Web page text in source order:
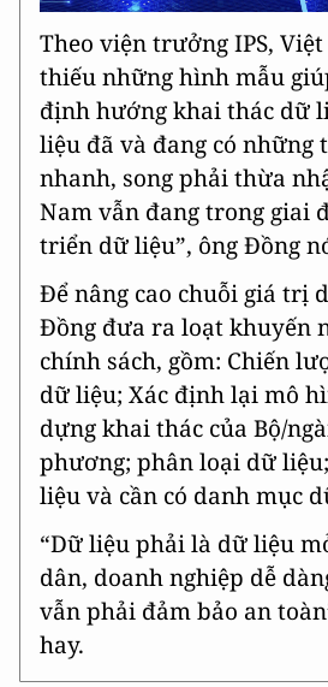
Theo viện trưởng IPS,
thiếu những hình mẫu
định hướng khai thác dữ
liệu đã và đang có những
nhanh, song phải thừa
Nam vẫn đang trong giai
triển dữ liệu”, ông Đồng
Để nâng cao chuỗi giá trị
Đồng đưa ra loạt khuyến
chính sách, gồm: Chiến
dữ liệu; Xác định lại mô
dựng khai thác của Bộ/
phương; phân loại dữ
liệu và cần có danh mục
“Dữ liệu phải là dữ liệu
dân, doanh nghiệp dễ
vẫn phải đảm bảo an
hay.